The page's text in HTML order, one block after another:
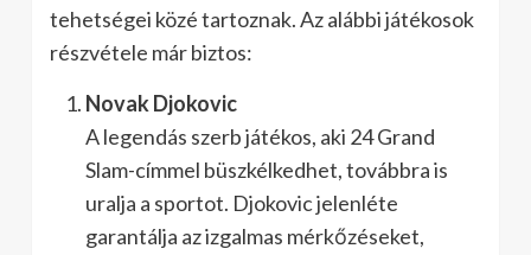
tehetségei közé tartoznak. Az alábbi játékosok
részvétele már biztos:
Novak Djokovic
A legendás szerb játékos, aki 24 Grand
Slam-címmel büszkélkedhet, továbbra is
uralja a sportot. Djokovic jelenléte
garantálja az izgalmas mérkőzéseket,